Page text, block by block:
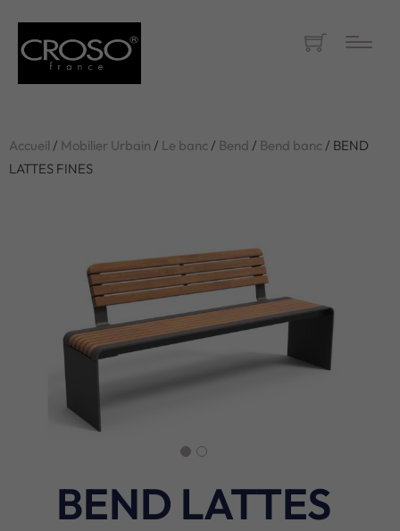
Accueil / Mobilier Urbain / Le banc / Bend / Bend banc / BEND
LATTES FINES
BEND LATTES